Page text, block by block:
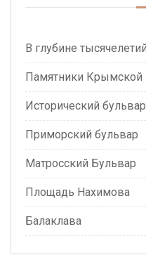
В глубине тысячелетий
Памятники Крымской
Исторический бульвар
Приморский бульвар
Матросский Бульвар
Площадь Нахимова
Балаклава